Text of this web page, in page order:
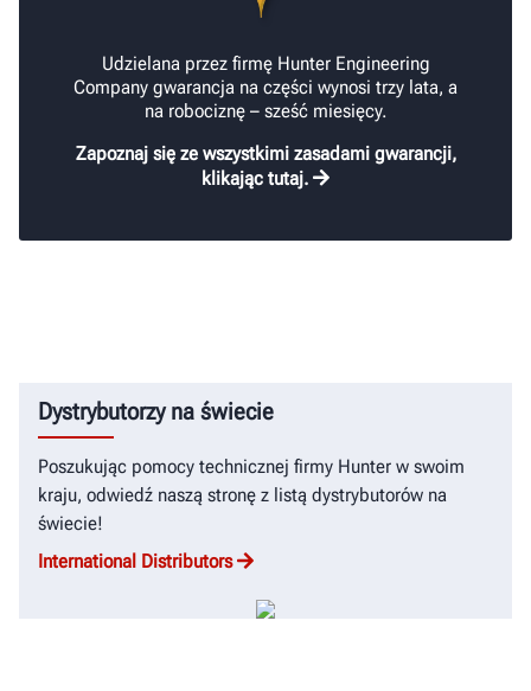
Udzielana przez firmę Hunter Engineering
Company gwarancja na części wynosi trzy lata, a
na robociznę – sześć miesięcy.
Zapoznaj się ze wszystkimi zasadami gwarancji,
klikając tutaj.
Dystrybutorzy na świecie
Poszukując pomocy technicznej firmy Hunter w swoim
kraju, odwiedź naszą stronę z listą dystrybutorów na
świecie!
International Distributors